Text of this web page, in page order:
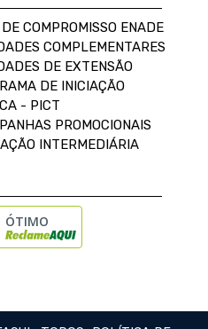
COMPROMISSO ENADE
COMPLEMENTARES
DE EXTENSÃO
DE INICIAÇÃO
- PICT
PROMOCIONAIS
INTERMEDIÁRIA
ÓTIMO